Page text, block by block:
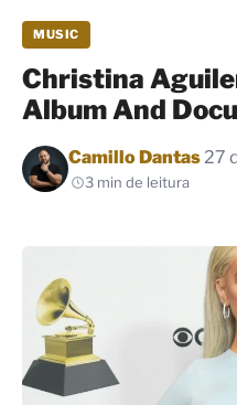
MUSIC
Christina
Album And
Por
Camillo Dantas27
3 min de leitura